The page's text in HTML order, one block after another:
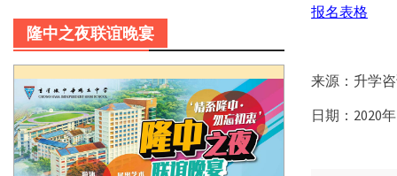
报名表格
来源：升学
日期：2020
隆中之夜联谊晚宴